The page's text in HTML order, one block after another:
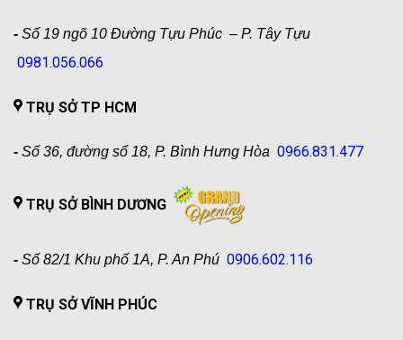
- Số 19 ngõ 10 Đường Tựu Phúc – P. Tây Tựu
0981.056.066
TRỤ SỞ TP HCM
- Số 36, đường số 18, P. Bình Hưng Hòa 0966.831.477
TRỤ SỞ BÌNH DƯƠNG
- Số 82/1 Khu phố 1A, P. An Phú 0906.602.116
TRỤ SỞ VĨNH PHÚC